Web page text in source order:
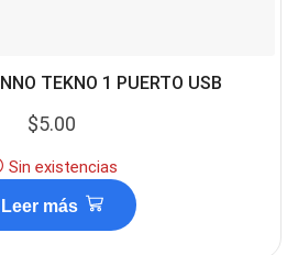
TEKNO 1 PUERTO USB
$5.00
Sin existencias
Leer más